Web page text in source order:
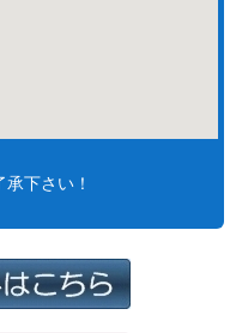
下さい！